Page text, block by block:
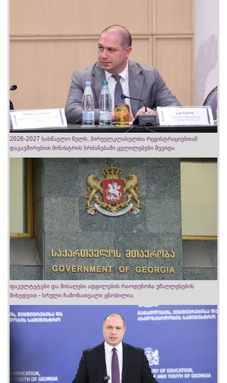
2026-2027 სასწავლო წელს, პირველკლასელთა რეგისტრაციებთან
დაკავშირებით მინისტრის ბრძანებაში ცვლილებები შევიდა
ფაკულტეტები და მისაღები ადგილების რაოდენობა უმაღლესების
მიხედვით - სრული ჩამონათვალი ცნობილია